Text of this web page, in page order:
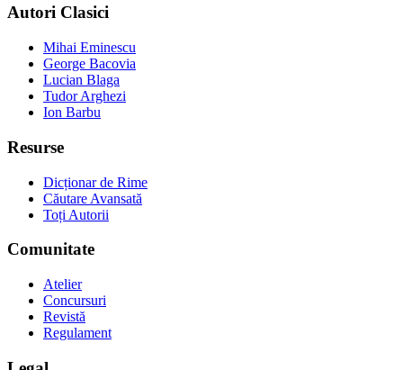
Autori Clasici
Mihai Eminescu
George Bacovia
Lucian Blaga
Tudor Arghezi
Ion Barbu
Resurse
Dicționar de Rime
Căutare Avansată
Toți Autorii
Comunitate
Atelier
Concursuri
Revistă
Regulament